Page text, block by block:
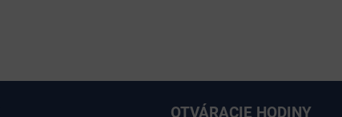
OTVÁRACIE HODINY